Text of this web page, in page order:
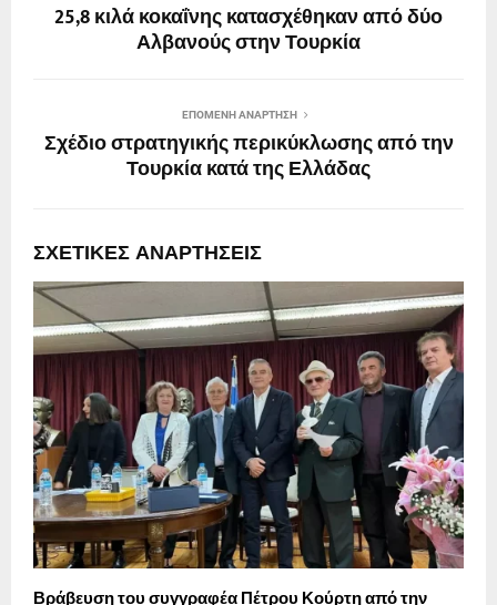
25,8 κιλά κοκαΐνης κατασχέθηκαν από δύο
Αλβανούς στην Τουρκία
ΕΠΌΜΕΝΗ ΑΝΆΡΤΗΣΗ
Σχέδιο στρατηγικής περικύκλωσης από την
Τουρκία κατά της Ελλάδας
ΣΧΕΤΙΚΈΣ ΑΝΑΡΤΉΣΕΙΣ
Βράβευση του συγγραφέα Πέτρου Κούρτη από την